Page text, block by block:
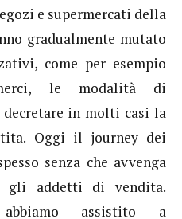
e supermercati della
gradualmente mutato
come per esempio
le modalità di
in molti casi la
Oggi il journey dei
senza che avvenga
gli addetti di vendita.
abbiamo assistito a